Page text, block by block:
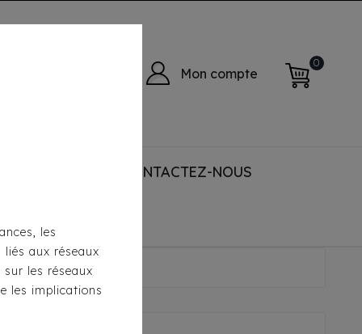
Mon compte
0
CONTACTEZ-NOUS
Suzy
les
aux réseaux
les réseaux
les implications